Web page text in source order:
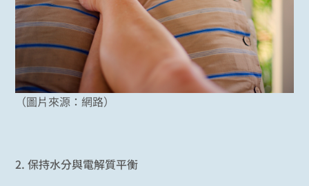
（圖片來源：網路）
2.保持水分與電解質平衡